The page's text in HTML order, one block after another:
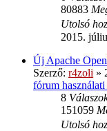
80883
Utolsó
2015.
Új Apache
Szerző: r4zoli »
fórum
8
151059
Utolsó